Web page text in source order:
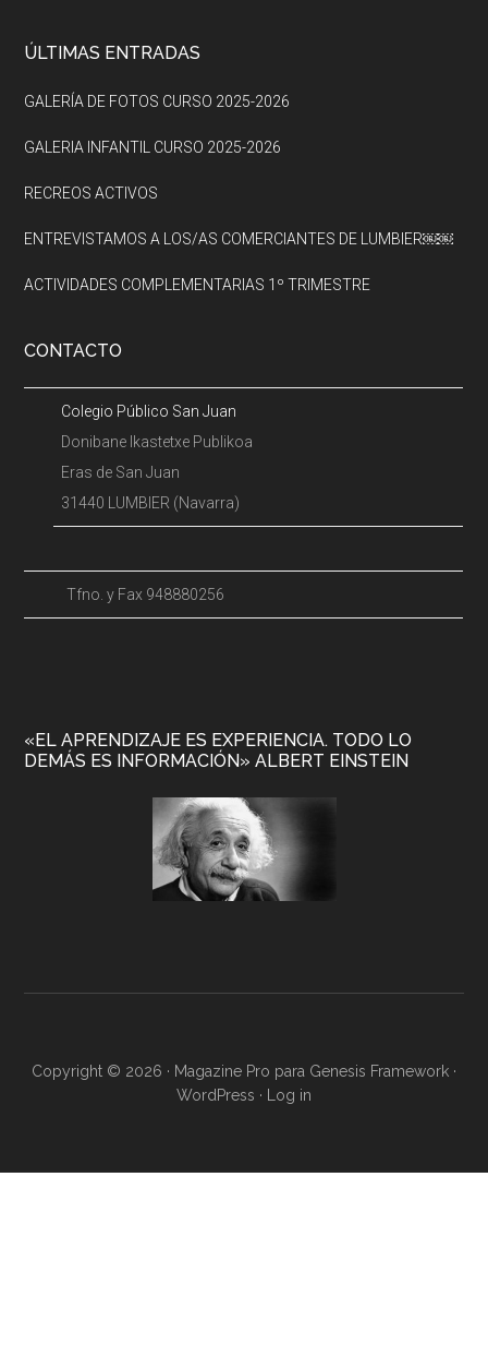
Footer
ÚLTIMAS ENTRADAS
GALERÍA DE FOTOS CURSO 2025-2026
GALERIA INFANTIL CURSO 2025-2026
RECREOS ACTIVOS
ENTREVISTAMOS A LOS/AS COMERCIANTES DE LUMBIER￼￼
ACTIVIDADES COMPLEMENTARIAS 1º TRIMESTRE
CONTACTO
Colegio Público San Juan
Donibane Ikastetxe Publikoa
Eras de San Juan
31440 LUMBIER (Navarra)
Tfno. y Fax 948880256
«EL APRENDIZAJE ES EXPERIENCIA. TODO LO
DEMÁS ES INFORMACIÓN» ALBERT EINSTEIN
Copyright © 2026 · Magazine Pro para Genesis Framework ·
WordPress · Log in